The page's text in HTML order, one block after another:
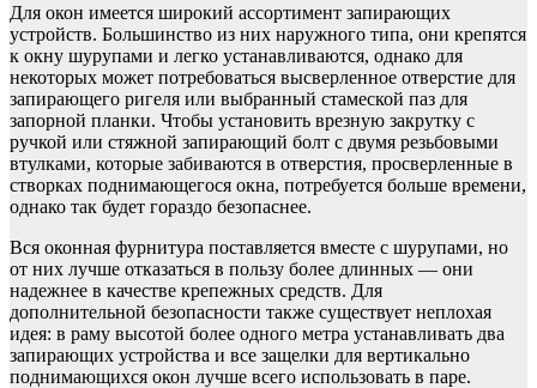
Для окон имеется широкий ассортимент запирающих
устройств. Большинство из них наружного типа, они крепятся
к окну шурупами и легко устанавливаются, однако для
некоторых может потребоваться высверленное отверстие для
запирающего ригеля или выбранный стамеской паз для
запорной планки. Чтобы установить врезную закрутку с
ручкой или стяжной запирающий болт с двумя резьбовыми
втулками, которые забиваются в отверстия, просверленные в
створках поднимающегося окна, потребуется больше времени,
однако так будет гораздо безопаснее.
Вся оконная фурнитура поставляется вместе с шурупами, но
от них лучше отказаться в пользу более длинных — они
надежнее в качестве крепежных средств. Для
дополнительной безопасности также существует неплохая
идея: в раму высотой более одного метра устанавливать два
запирающих устройства и все защелки для вертикально
поднимающихся окон лучше всего использовать в паре.